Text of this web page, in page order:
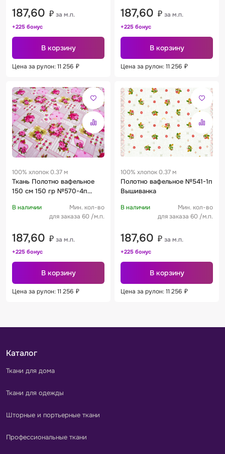
187,60 ₽ за м.п.
+225 бонус
В корзину
Цена за рулон: 11 256 ₽
187,60 ₽ за м.п.
+225 бонус
В корзину
Цена за рулон: 11 256 ₽
100% хлопок 0.37 м
Ткань Полотно вафельное
150 см 150 гр №570-4п
В наличии
Мин. кол-во
для заказа 60 /м.п.
187,60 ₽ за м.п.
+225 бонус
В корзину
Цена за рулон: 11 256 ₽
100% хлопок 0.37 м
Полотно вафельное №541-1п
Вышиванка
В наличии
Мин. кол-во
для заказа 60 /м.п.
187,60 ₽ за м.п.
+225 бонус
В корзину
Цена за рулон: 11 256 ₽
Каталог
Ткани для дома
Ткани для одежды
Шторные и портьерные ткани
Профессиональные ткани